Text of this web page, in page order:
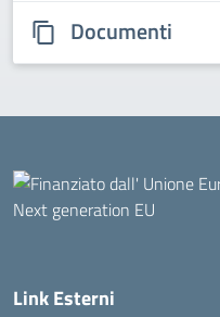
Documenti
Link Esterni